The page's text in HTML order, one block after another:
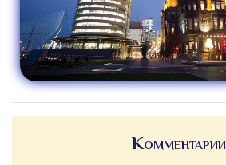
Комментарии